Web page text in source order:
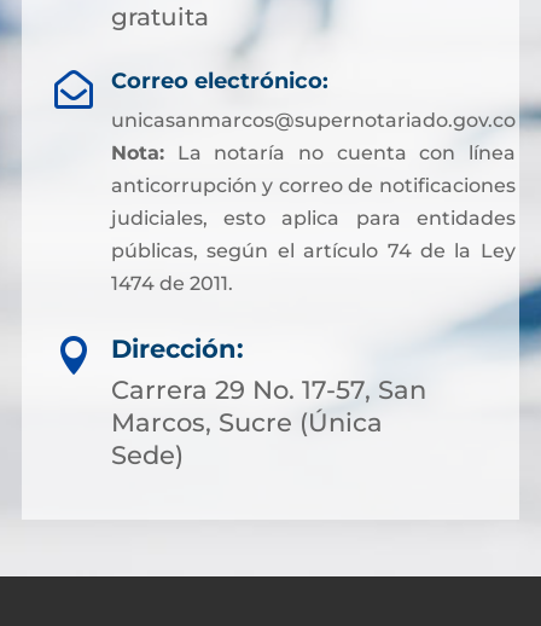
gratuita
 Correo electrónico:
unicasanmarcos@supernotariado.gov.co
Nota:La notaría no cuenta con línea
anticorrupción y correo de notificaciones
judiciales, esto aplica para entidades
públicas, según el artículo 74 de la Ley
1474 de 2011.

Dirección:
Carrera 29 No. 17-57, San
Marcos, Sucre (Única
Sede)